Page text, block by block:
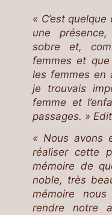
« C’est
une
sobre et,
femmes et
les femmes en
je trouvais
femme et
passages. »
« Nous avons
réaliser cette
mémoire de
noble, très
mémoire
rendre notre